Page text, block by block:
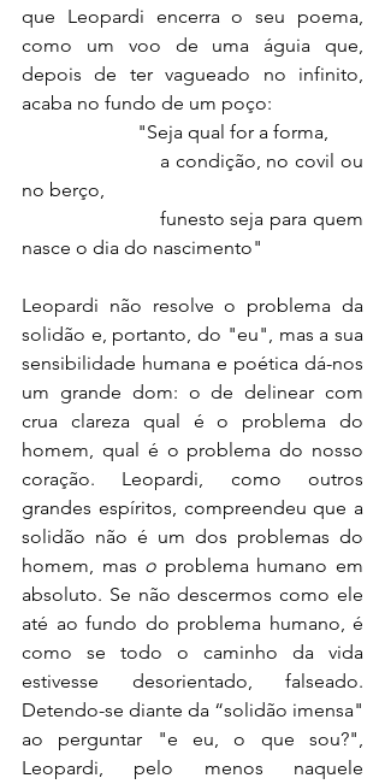
que Leopardi encerra o seu poema,
como um voo de uma águia que,
depois de ter vagueado no infinito,
acaba no fundo de um poço:
"Seja qual for a forma,
a condição, no covil ou
no berço,
funesto seja para quem
nasce o dia do nascimento"
Leopardi não resolve o problema da
solidão e, portanto, do "eu", mas a sua
sensibilidade humana e poética dá-nos
um grande dom: o de delinear com
crua clareza qual é o problema do
homem, qual é o problema do nosso
coração. Leopardi, como outros
grandes espíritos, compreendeu que a
solidão não é um dos problemas do
homem, mas o problema humano em
absoluto. Se não descermos como ele
até ao fundo do problema humano, é
como se todo o caminho da vida
estivesse desorientado, falseado.
Detendo-se diante da “solidão imensa"
ao perguntar "e eu, o que sou?",
Leopardi, pelo menos naquele